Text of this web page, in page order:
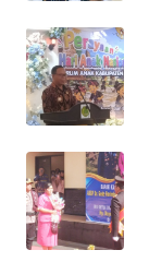
KOPEKLIN
KONSUMEN
FORWAMKI